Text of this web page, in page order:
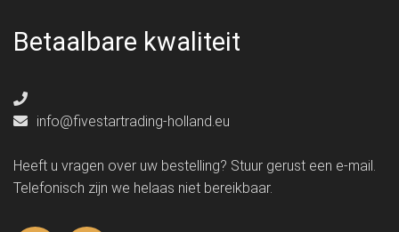
Betaalbare kwaliteit
info@fivestartrading-holland.eu
Heeft u vragen over uw bestelling? Stuur gerust een e-mail.
Telefonisch zijn we helaas niet bereikbaar.